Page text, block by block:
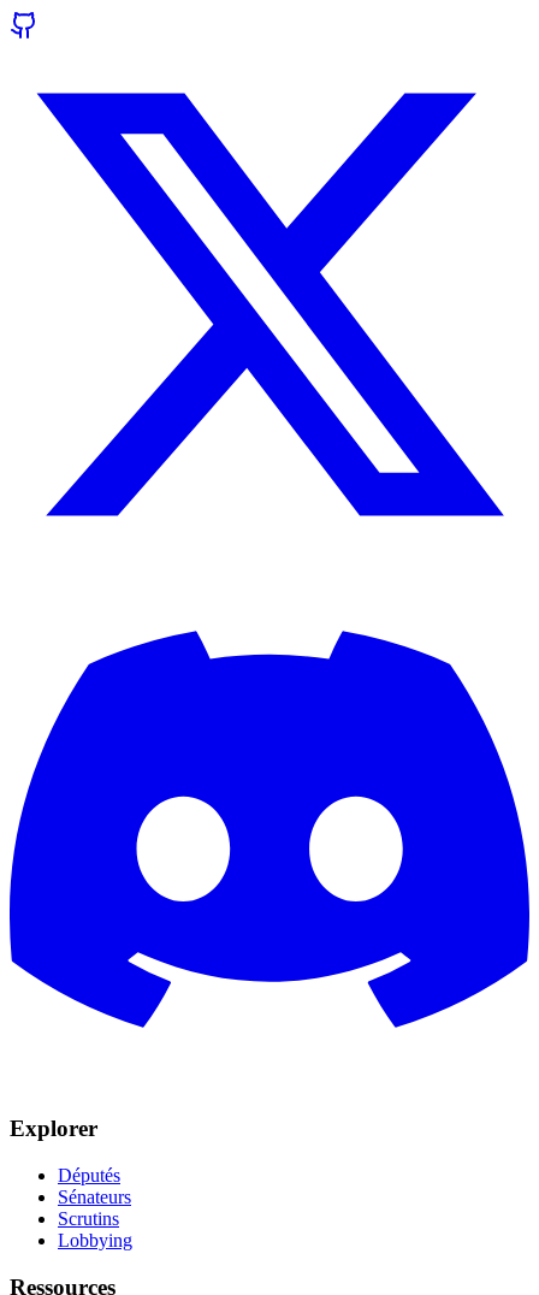
Explorer
Députés
Sénateurs
Scrutins
Lobbying
Ressources